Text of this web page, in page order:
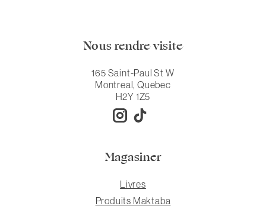
Nous rendre visite
165 Saint-Paul St W
Montreal, Quebec
H2Y 1Z5
Magasiner
Livres
Produits Maktaba